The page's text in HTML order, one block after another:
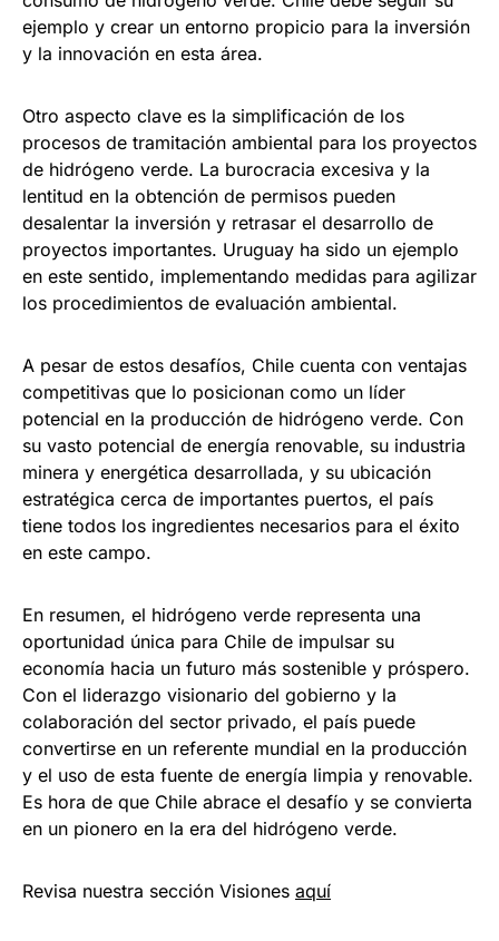
ejemplo y crear un entorno propicio para la inversión
y la innovación en esta área.
Otro aspecto clave es la simplificación de los
procesos de tramitación ambiental para los proyectos
de hidrógeno verde. La burocracia excesiva y la
lentitud en la obtención de permisos pueden
desalentar la inversión y retrasar el desarrollo de
proyectos importantes. Uruguay ha sido un ejemplo
en este sentido, implementando medidas para agilizar
los procedimientos de evaluación ambiental.
A pesar de estos desafíos, Chile cuenta con ventajas
competitivas que lo posicionan como un líder
potencial en la producción de hidrógeno verde. Con
su vasto potencial de energía renovable, su industria
minera y energética desarrollada, y su ubicación
estratégica cerca de importantes puertos, el país
tiene todos los ingredientes necesarios para el éxito
en este campo.
En resumen, el hidrógeno verde representa una
oportunidad única para Chile de impulsar su
economía hacia un futuro más sostenible y próspero.
Con el liderazgo visionario del gobierno y la
colaboración del sector privado, el país puede
convertirse en un referente mundial en la producción
y el uso de esta fuente de energía limpia y renovable.
Es hora de que Chile abrace el desafío y se convierta
en un pionero en la era del hidrógeno verde.
Revisa nuestra sección Visiones aquí